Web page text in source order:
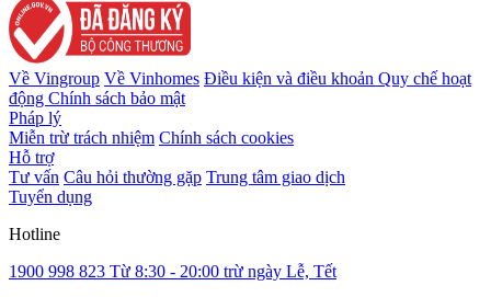
Về Vingroup Về Vinhomes Điều kiện và điều khoản Quy chế hoạt
động Chính sách bảo mật
Pháp lý
Miễn trừ trách nhiệm Chính sách cookies
Hỗ trợ
Tư vấn Câu hỏi thường gặp Trung tâm giao dịch
Tuyển dụng
Hotline
1900 998 823 Từ 8:30 - 20:00 trừ ngày Lễ, Tết